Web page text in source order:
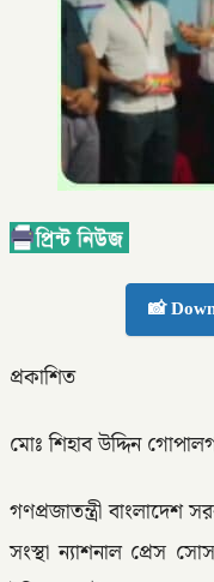
📸
প্রকাশিত
মোঃ শিহাব উদ্দিন
গণপ্রজাতন্ত্রী বাংলাদেশ
সংস্থা ন্যাশনাল প্রেস